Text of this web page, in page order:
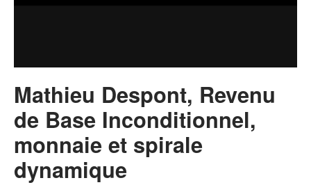
Mathieu Despont, Revenu
de Base Inconditionnel,
monnaie et spirale
dynamique